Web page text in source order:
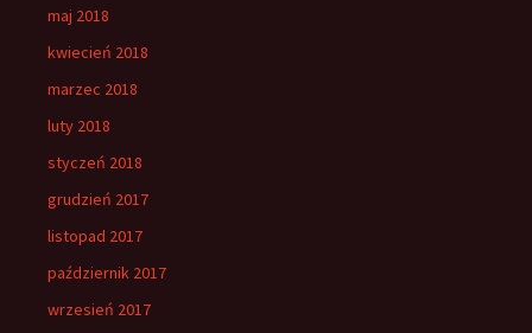
maj 2018
kwiecień 2018
marzec 2018
luty 2018
styczeń 2018
grudzień 2017
listopad 2017
październik 2017
wrzesień 2017